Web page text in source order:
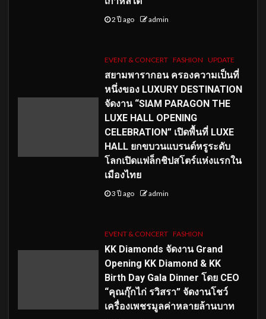
2 ปี ago admin
EVENT & CONCERT FASHION UPDATE
สยามพารากอน ครองความเป็นที่
หนึ่งของ LUXURY DESTINATION
จัดงาน “SIAM PARAGON THE
LUXE HALL OPENING
CELEBRATION” เปิดพื้นที่ LUXE
HALL ยกขบวนแบรนด์หรูระดับ
โลกเปิดแฟล็กชิปสโตร์แห่งแรกใน
เมืองไทย
3 ปี ago admin
EVENT & CONCERT FASHION
KK Diamonds จัดงาน Grand
Opening KK Diamond & KK
Birth Day Gala Dinner โดย CEO
“คุณกุ๊กไก่ รวิสรา” จัดงานโชว์
เครื่องเพชรมูลค่าหลายล้านบาท